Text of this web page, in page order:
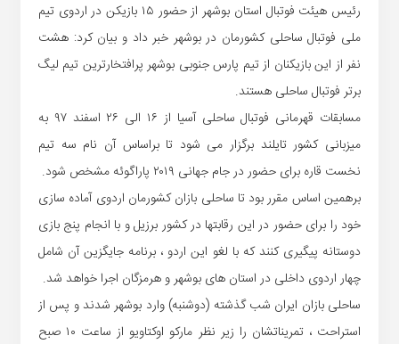
رئیس هیئت فوتبال استان بوشهر از حضور ۱۵ بازیکن در اردوی تیم
ملی فوتبال ساحلی کشورمان در بوشهر خبر داد و بیان کرد: هشت
نفر از این بازیکنان از تیم پارس جنوبی بوشهر پرافتخارترین تیم لیگ
برتر فوتبال ساحلی هستند.
مسابقات قهرمانی فوتبال ساحلی آسیا از ۱۶ الی ۲۶ اسفند ۹۷ به
میزبانی کشور تایلند برگزار می شود تا براساس آن نام سه تیم
نخست قاره برای حضور در جام جهانی ۲۰۱۹ پاراگوئه مشخص شود.
برهمین اساس مقرر بود تا ساحلی بازان کشورمان اردوی آماده سازی
خود را برای حضور در این رقابتها در کشور برزیل و با انجام پنج بازی
دوستانه پیگیری کنند که با لغو این اردو ، برنامه جایگزین آن شامل
چهار اردوی داخلی در استان های بوشهر و هرمزگان اجرا خواهد شد.
ساحلی بازان ایران شب گذشته (دوشنبه) وارد بوشهر شدند و پس از
استراحت ، تمریناتشان را زیر نظر مارکو اوکتاویو از ساعت ۱۰ صبح